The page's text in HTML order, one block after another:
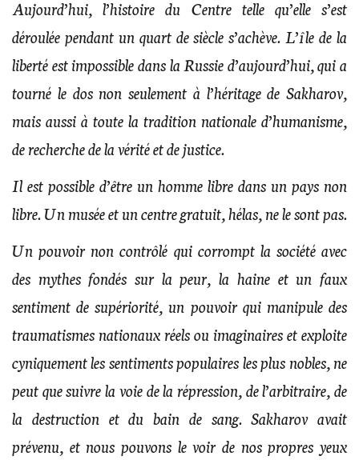
Aujourd’hui, l’histoire du Centre telle qu’elle s’est
déroulée pendant un quart de siècle s’achève. L’île de la
liberté est impossible dans la Russie d’aujourd’hui, qui a
tourné le dos non seulement à l’héritage de Sakharov,
mais aussi à toute la tradition nationale d’humanisme,
de recherche de la vérité et de justice.
Il est possible d’être un homme libre dans un pays non
libre. Un musée et un centre gratuit, hélas, ne le sont pas.
Un pouvoir non contrôlé qui corrompt la société avec
des mythes fondés sur la peur, la haine et un faux
sentiment de supériorité, un pouvoir qui manipule des
traumatismes nationaux réels ou imaginaires et exploite
cyniquement les sentiments populaires les plus nobles, ne
peut que suivre la voie de la répression, de l’arbitraire, de
la destruction et du bain de sang. Sakharov avait
prévenu, et nous pouvons le voir de nos propres yeux